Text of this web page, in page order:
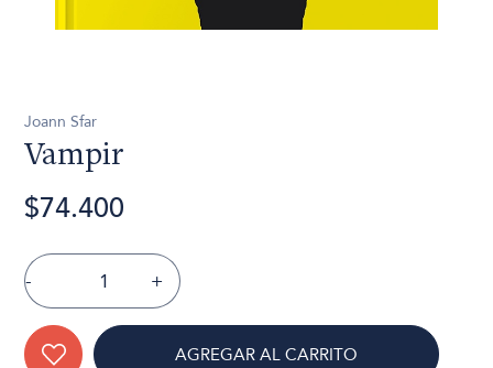
Joann Sfar
Vampir
$74.400
- +
AGREGAR AL CARRITO